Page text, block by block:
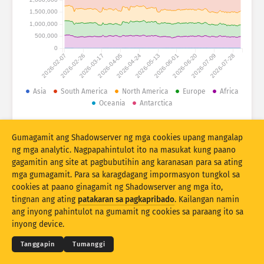
Mga istatistika ng atake: Mga Device
Tulong
Mga bansa
Set ng datos
Limitasyon
Mga resulta ng automatically update
I-update I-reset
I-download bilang PNG
2026-02-072026-02-262026-03-172026-04-052026-04-242026-05-132026-06-012026-06-202026-07-092026-07-28
0
500,000
1,000,000
1,500,000
Asia South America North America Europe
Africa
Oceania
Antarctica
© 2026THE SHADOWSERVER FOUNDATION
Pagkapribaduhan at Mga Tuntunin
Makipag-ugnayan sa amin
Pasasalamat
Gumagamit ang Shadowserver ng mga cookies upang mangalap
ng mga analytic. Nagpapahintulot ito na masukat kung paano
gagamitin ang site at pagbubutihin ang karanasan para sa ating
mga gumagamit. Para sa karagdagang impormasyon tungkol sa
cookies at paano ginagamit ng Shadowserver ang mga ito,
tingnan ang ating patakaran sa pagkapribado. Kailangan namin
ang inyong pahintulot na gumamit ng cookies sa paraang ito sa
inyong device.
Tanggapin Tumanggi